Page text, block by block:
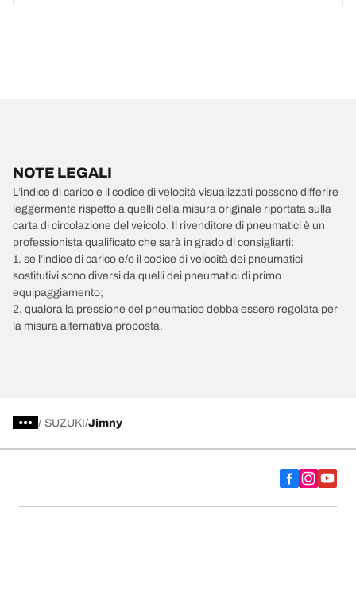
NOTE LEGALI
L’indice di carico e il codice di velocità visualizzati possono differire
leggermente rispetto a quelli della misura originale riportata sulla
carta di circolazione del veicolo. Il rivenditore di pneumatici è un
professionista qualificato che sarà in grado di consigliarti:
1. se l’indice di carico e/o il codice di velocità dei pneumatici
sostitutivi sono diversi da quelli dei pneumatici di primo
equipaggiamento;
2. qualora la pressione del pneumatico debba essere regolata per
la misura alternativa proposta.
/ SUZUKI Jimny